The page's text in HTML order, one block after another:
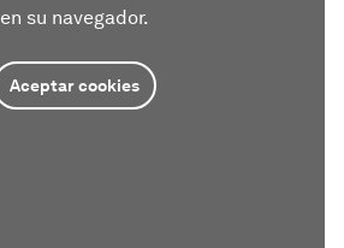
en su navegador.
Aceptar cookies